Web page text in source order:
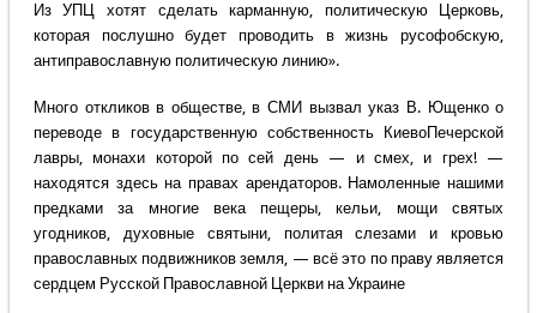
Из УПЦ хотят сделать карманную, политическую Церковь,
которая послушно будет проводить в жизнь русофобскую,
антиправославную политическую линию».
Много откликов в обществе, в СМИ вызвал указ В. Ющенко о
переводе в государственную собственность КиевоПечерской
лавры, монахи которой по сей день — и смех, и грех! —
находятся здесь на правах арендаторов. Намоленные нашими
предками за многие века пещеры, кельи, мощи святых
угодников, духовные святыни, политая слезами и кровью
православных подвижников земля, — всё это по праву является
сердцем Русской Православной Церкви на Украине